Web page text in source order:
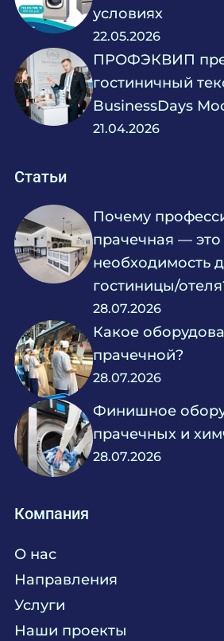
условиях
22.05.2026
ПРОФЭКВИП
гостиничный
BusinessDays
21.04.2026
Статьи
Почему
прачечная — это
необходимость
гостиницы/
28.07.2026
Какое
прачечной?
28.07.2026
Финишное
прачечных и
28.07.2026
Компания
О нас
Направления
Кухня
Услуги
Наши проекты